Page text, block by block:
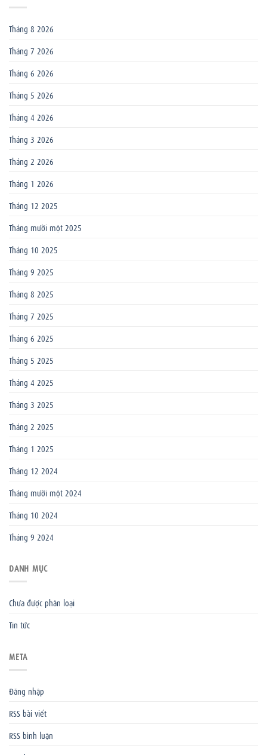
Tháng 8 2026
Tháng 7 2026
Tháng 6 2026
Tháng 5 2026
Tháng 4 2026
Tháng 3 2026
Tháng 2 2026
Tháng 1 2026
Tháng 12 2025
Tháng mười một 2025
Tháng 10 2025
Tháng 9 2025
Tháng 8 2025
Tháng 7 2025
Tháng 6 2025
Tháng 5 2025
Tháng 4 2025
Tháng 3 2025
Tháng 2 2025
Tháng 1 2025
Tháng 12 2024
Tháng mười một 2024
Tháng 10 2024
Tháng 9 2024
DANH MỤC
Chưa được phân loại
Tin tức
META
Đăng nhập
RSS bài viết
RSS bình luận